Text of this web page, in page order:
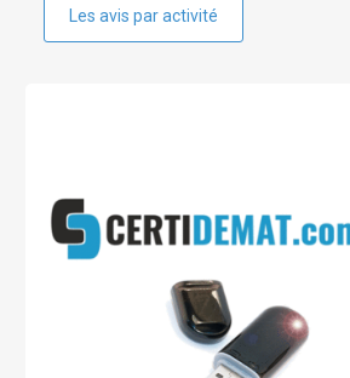
Les avis par activité